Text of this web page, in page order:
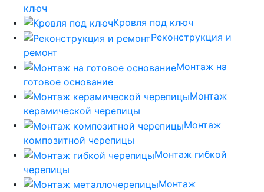
ключ
Кровля под ключ
Реконструкция и
ремонт
Монтаж на
готовое основание
Монтаж
керамической черепицы
Монтаж
композитной черепицы
Монтаж гибкой
черепицы
Монтаж